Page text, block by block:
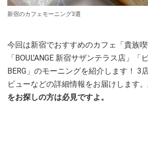
新宿のカフェモーニング3選
今回は新宿でおすすめのカフェ「貴族喫
「BOUL’ANGE 新宿サザンテラス店」「
BERG」のモーニングを紹介します！ 3
ビューなどの詳細情報をお届けします。
をお探しの方は必見ですよ。